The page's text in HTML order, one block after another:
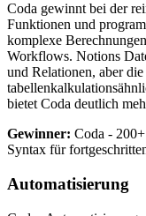
Coda gewinnt bei der
Funktionen und
komplexe
Workflows. Notions
und Relationen, aber
bietet Coda deutlich
Gewinner: Coda -
Syntax für
Automatisierung